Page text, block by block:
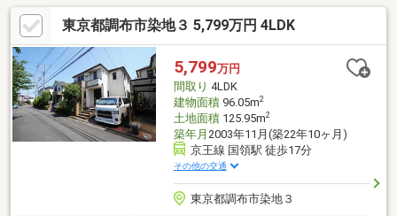
季節用品の収納や趣味のスペースなど暮らしにゆとりをプラスし
ます！【 AREA 】■多摩川の自然を身近に感じるロケーショ
ン 散策やジョギングなど四季を感じながら過ごせる環境！■公
園や教育施設が身近 子育て世帯にも嬉しい、穏やかな街並みが
広がります♪■スーパーやドラッグストアなど生活利便施設が充
実 日々のお買い物にも便利な住環境◎
東京都調布市染地３ 5,799万円 4LDK
5,799万円
間取り 4LDK
建物面積96.05m2
土地面積125.95m2
築年月 2003年11月(築22年10ヶ月)
京王線 国領駅 徒歩17分
その他の交通
東京都調布市染地３